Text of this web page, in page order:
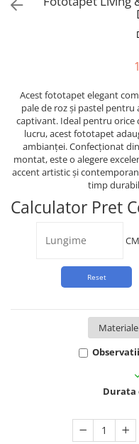
Acest fototapet elegant
pale de roz și pastel
captivant. Ideal pentru orice
lucru, acest fototapet
ambianței. Confecționat
montat, este o alegere
accent artistic și
timp
Calculator Pret
CM
Durata